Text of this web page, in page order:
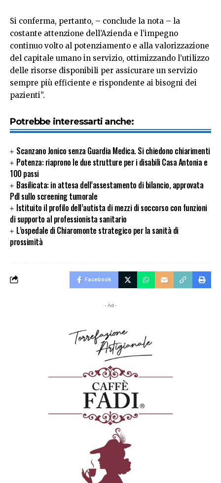
Si conferma, pertanto, – conclude la nota – la
costante attenzione dell’Azienda e l’impegno
continuo volto al potenziamento e alla valorizzazione
del capitale umano in servizio, ottimizzando l’utilizzo
delle risorse disponibili per assicurare un servizio
sempre più efficiente e rispondente ai bisogni dei
pazienti”.
Potrebbe interessarti anche:
Scanzano Jonico senza Guardia Medica. Si chiedono chiarimenti
Potenza: riaprono le due strutture per i disabili Casa Antonia e
100 passi
Basilicata: in attesa dell’assestamento di bilancio, approvata
Pdl sullo screening tumorale
Istituito il profilo dell’autista di mezzi di soccorso con funzioni
di supporto al professionista sanitario
L’ospedale di Chiaromonte strategico per la sanità di
prossimità
Facebook
- Ad -